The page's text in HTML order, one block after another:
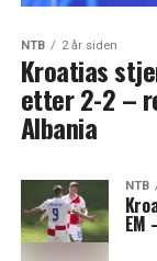
NTB 2 år siden
Kroatias
etter 2-2 –
Albania
NTB
EM